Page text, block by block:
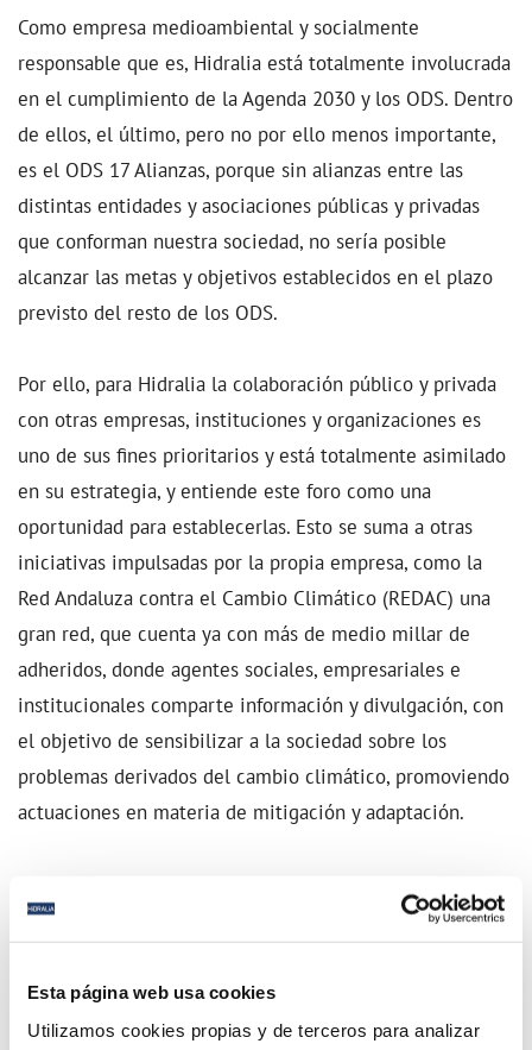
Esta página web usa cookies
Utilizamos cookies propias y de terceros para analizar
Como empresa medioambiental y socialmente
responsable que es, Hidralia está totalmente involucrada
en el cumplimiento de la Agenda 2030 y los ODS. Dentro
de ellos, el último, pero no por ello menos importante,
es el ODS 17 Alianzas, porque sin alianzas entre las
distintas entidades y asociaciones públicas y privadas
que conforman nuestra sociedad, no sería posible
alcanzar las metas y objetivos establecidos en el plazo
previsto del resto de los ODS.
Por ello, para Hidralia la colaboración público y privada
con otras empresas, instituciones y organizaciones es
uno de sus fines prioritarios y está totalmente asimilado
en su estrategia, y entiende este foro como una
oportunidad para establecerlas. Esto se suma a otras
iniciativas impulsadas por la propia empresa, como la
Red Andaluza contra el Cambio Climático (REDAC) una
gran red, que cuenta ya con más de medio millar de
adheridos, donde agentes sociales, empresariales e
institucionales comparte información y divulgación, con
el objetivo de sensibilizar a la sociedad sobre los
problemas derivados del cambio climático, promoviendo
actuaciones en materia de mitigación y adaptación.
se articula la estrategia de gestión de la empresa y, de
consecución de prácticamente los 17 ODS. La estrategia
empresarial a medio plazo se focaliza especialmente